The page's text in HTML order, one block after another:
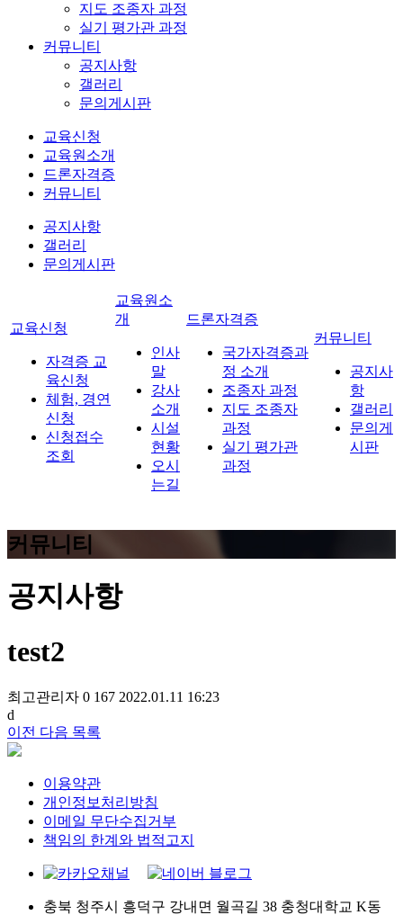
지도 조종자 과정
실기 평가관 과정
커뮤니티
공지사항
갤러리
문의게시판
교육신청
교육원소개
드론자격증
커뮤니티
공지사항
갤러리
문의게시판
교육신청
자격증 교
육신청
체험, 경연
신청
신청접수
조회
교육원소
개
인사
말
강사
소개
시설
현황
오시
는길
드론자격증
국가자격증과
정 소개
조종자 과정
지도 조종자
과정
실기 평가관
과정
커뮤니티
공지사
항
갤러리
문의게
시판
커뮤니티
공지사항
test2
최고관리자 0 167 2022.01.11 16:23
d
이전 다음 목록
이용약관
개인정보처리방침
이메일 무단수집거부
책임의 한계와 법적고지
충북 청주시 흥덕구 강내면 월곡길 38 충청대학교 K동